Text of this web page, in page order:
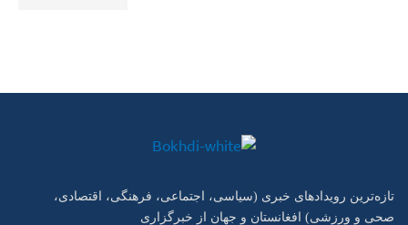
تازه‌ترین رویدادهای خبری (سیاسی، اجتماعی، فرهنگی، اقتصادی،
صحی و ورزشی) افغانستان و جهان از خبرگزاری